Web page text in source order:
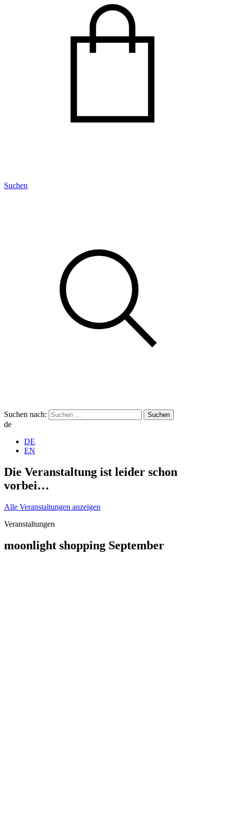
Suchen
Suchen nach:
de
DE
EN
Die Veranstaltung ist leider schon
vorbei…
Alle Veranstaltungen anzeigen
Veranstaltungen
moonlight shopping September